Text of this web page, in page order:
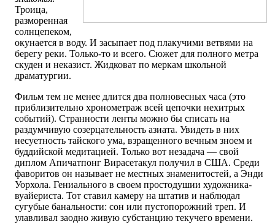
Троица,
разморенная
солнцепеком,
окунается в воду. И засыпает под плакучими ветвями на
берегу реки. Только-то и всего. Сюжет для полного метра
скуден и неказист. Жидковат по меркам школьной
драматургии.
Фильм тем не менее длится два полновесных часа (это
приблизительно хронометраж всей цепочки нехитрых
событий). Странности ленты можно бы списать на
раздумчивую созерцательность азиата. Увидеть в них
несуетность тайского ума, взращенного вечным зноем и
буддийской медитацией. Только вот незадача — свой
диплом Апичатпонг Вирасетакул получил в США. Среди
фаворитов он называет не местных знаменитостей, а Энди
Уорхола. Гениального в своем простодушии художника-
вуайериста. Тот ставил камеру на штатив и наблюдал
сугубые банальности: сон или пустопорожний треп. И
улавливал заодно живую субстанцию текучего времени.